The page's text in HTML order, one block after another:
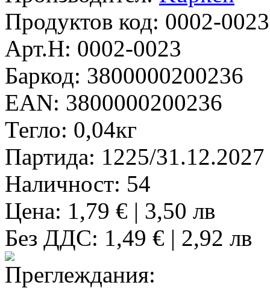
Продуктов код: 0002-0023
Арт.Н: 0002-0023
Баркод: 3800000200236
EAN: 3800000200236
Тегло: 0,04кг
Партида: 1225/31.12.2027
Наличност: 54
Цена: 1,79 € | 3,50 лв
Без ДДС: 1,49 € | 2,92 лв